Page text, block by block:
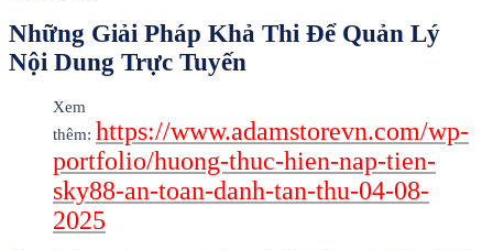
Những Giải Pháp Khả Thi Để Quản Lý
Nội Dung Trực Tuyến
Xem
thêm: https://www.adamstorevn.com/wp-
portfolio/huong-thuc-hien-nap-tien-
sky88-an-toan-danh-tan-thu-04-08-
2025